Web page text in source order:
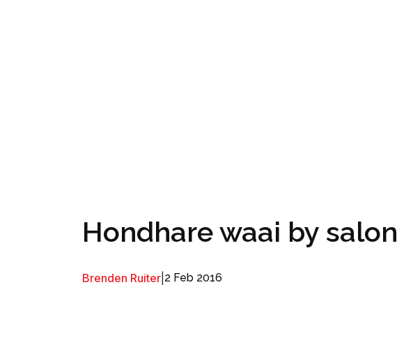
Hondhare waai by salon
Brenden Ruiter 2 Feb 2016